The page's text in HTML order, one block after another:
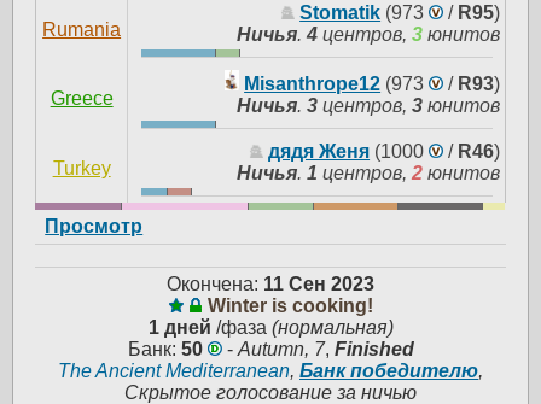
Rumania
Stomatik (973 / R95)
Ничья.4 центров,3 юнитов
Greece
Misanthrope12 (973 / R93)
Ничья.3 центров,3 юнитов
Turkey
дядя Женя (1000 / R46)
Ничья.1 центров,2 юнитов
Просмотр
Окончена: 11 Сен 2023
Winter is cooking!
1 дней /фаза (нормальная)
Банк: 50 - Autumn, 7, Finished
The Ancient Mediterranean, Банк победителю,
Скрытое голосование за ничью